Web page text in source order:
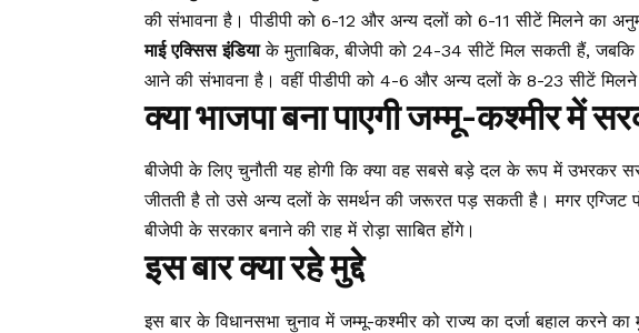
की संभावना है। पीडीपी को 6-12 और अन्य दलों को 6-11 सीटें मिलने का
माई एक्सिस इंडियाके मुताबिक, बीजेपी को 24-34 सीटें मिल सकती हैं,
आने की संभावना है। वहीं पीडीपी को 4-6 और अन्य दलों के 8-23 सीटें मिलने
क्या भाजपा बना पाएगी जम्मू-कश्मीर में
बीजेपी के लिए चुनौती यह होगी कि क्या वह सबसे बड़े दल के रूप में उभरकर
जीतती है तो उसे अन्य दलों के समर्थन की जरूरत पड़ सकती है। मगर
बीजेपी के सरकार बनाने की राह में रोड़ा साबित होंगे।
इस बार क्या रहे मुद्दे
इस बार के विधानसभा चुनाव में जम्मू-कश्मीर को राज्य का दर्जा बहाल करने का